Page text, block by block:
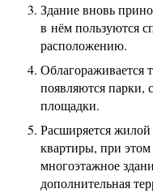
Здание вновь
в нём пользуются
расположению.
Облагораживается
появляются парки,
площадки.
Расширяется
квартиры, при этом
многоэтажное
дополнительная